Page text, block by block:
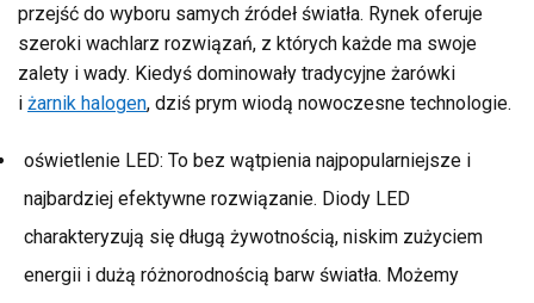
przejść do wyboru samych źródeł światła. Rynek oferuje
szeroki wachlarz rozwiązań, z których każde ma swoje
zalety i wady. Kiedyś dominowały tradycyjne żarówki
i żarnik halogen, dziś prym wiodą nowoczesne technologie.
oświetlenie LED: To bez wątpienia najpopularniejsze i
najbardziej efektywne rozwiązanie. Diody LED
charakteryzują się długą żywotnością, niskim zużyciem
energii i dużą różnorodnością barw światła. Możemy